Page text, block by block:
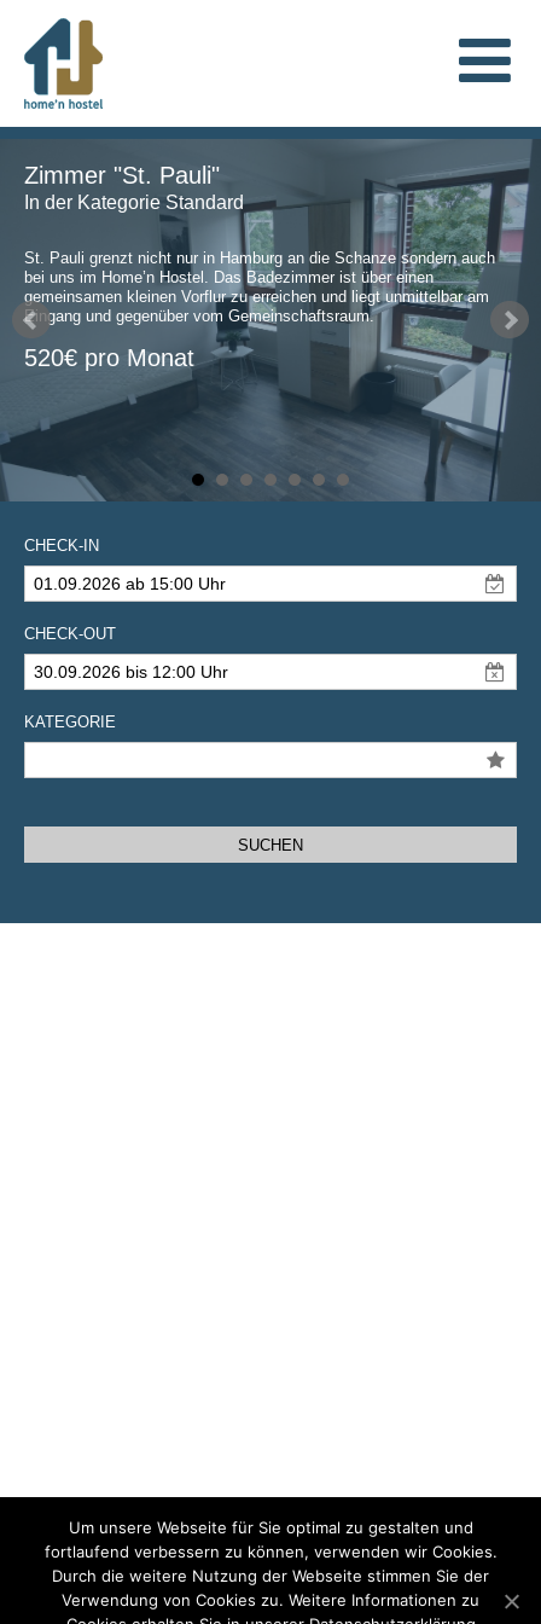
Zimmer "St. Pauli"
In der Kategorie Standard
St. Pauli grenzt nicht nur in Hamburg an die Schanze sondern auch
bei uns im Home’n Hostel. Das Badezimmer ist über einen
gemeinsamen kleinen Vorflur zu erreichen und liegt unmittelbar am
Eingang und gegenüber vom Gemeinschaftsraum.
520€ pro Monat
CHECK-IN
01.09.2026 ab 15:00 Uhr
CHECK-OUT
30.09.2026 bis 12:00 Uhr
KATEGORIE
Um unsere Webseite für Sie optimal zu gestalten und
fortlaufend verbessern zu können, verwenden wir Cookies.
Durch die weitere Nutzung der Webseite stimmen Sie der
Verwendung von Cookies zu. Weitere Informationen zu